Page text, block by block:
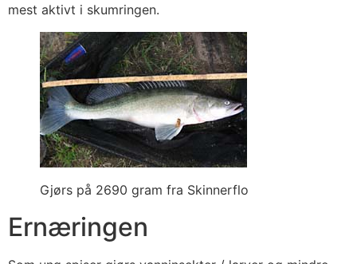
mest aktivt i skumringen.
Gjørs på 2690 gram fra Skinnerflo
Ernæringen